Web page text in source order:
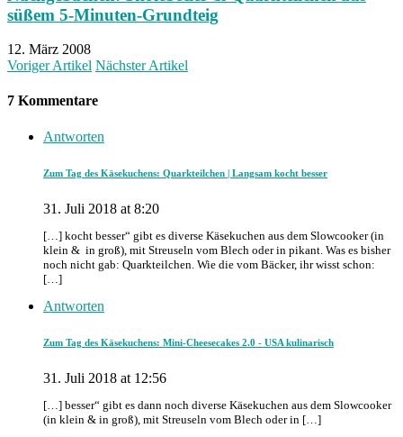
süßem 5-Minuten-Grundteig
12. März 2008
Voriger Artikel Nächster Artikel
7 Kommentare
Antworten
Zum Tag des Käsekuchens: Quarkteilchen | Langsam kocht besser
31. Juli 2018 at 8:20
[…] kocht besser“ gibt es diverse Käsekuchen aus dem Slowcooker (in
klein & in groß), mit Streuseln vom Blech oder in pikant. Was es bisher
noch nicht gab: Quarkteilchen. Wie die vom Bäcker, ihr wisst schon:
[…]
Antworten
Zum Tag des Käsekuchens: Mini-Cheesecakes 2.0 - USA kulinarisch
31. Juli 2018 at 12:56
[…] besser“ gibt es dann noch diverse Käsekuchen aus dem Slowcooker
(in klein & in groß), mit Streuseln vom Blech oder in […]